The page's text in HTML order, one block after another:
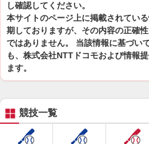
し確認してください。
本サイトのページ上に掲載されてい
期しておりますが、その内容の正確
ではありません。 当該情報に基づい
も、株式会社NTTドコモおよび情報
ます。
競技一覧